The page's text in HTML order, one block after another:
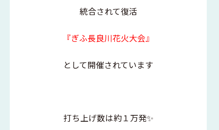
統合されて復活
『ぎふ長良川花火大会』
として開催されています
打ち上げ数は約１万発✨